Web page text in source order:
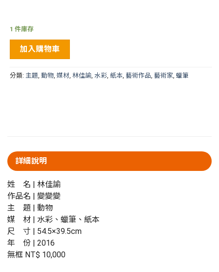
1 件庫存
加入購物車
分類: 主題 動物 媒材 林佳諭 水彩 紙本 藝術作品 藝術家 蠟筆
詳細說明
姓 名 | 林佳諭
作品名 | 變變變
主 題 | 動物
媒 材 | 水彩、蠟筆、紙本
尺 寸 | 54.5×39.5cm
年 份 | 2016
無框 NT$ 10,000